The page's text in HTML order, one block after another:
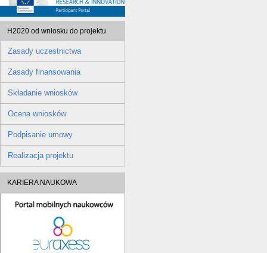
H2020 od wniosku do projektu
Zasady uczestnictwa
Zasady finansowania
Składanie wniosków
Ocena wniosków
Podpisanie umowy
Realizacja projektu
KARIERA NAUKOWA